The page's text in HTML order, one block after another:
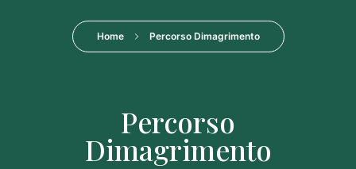
Home Percorso Dimagrimento
Percorso
Dimagrimento